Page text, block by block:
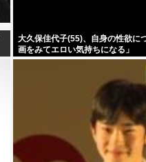
大久保佳代子(55)、自身の性欲に
画をみてエロい気持ちになる」